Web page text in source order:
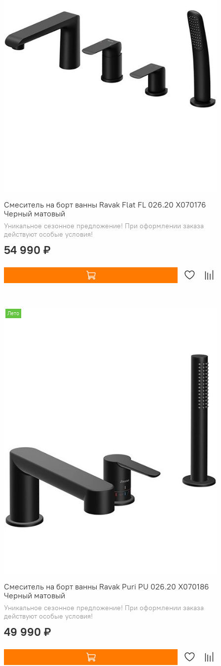
Смеситель на борт ванны Ravak Flat FL 026.20 X070176
Черный матовый
Уникальное сезонное предложение! При оформлении заказа
действуют особые условия!
54 990 ₽
Лето
Смеситель на борт ванны Ravak Puri PU 026.20 X070186
Черный матовый
Уникальное сезонное предложение! При оформлении заказа
действуют особые условия!
49 990 ₽